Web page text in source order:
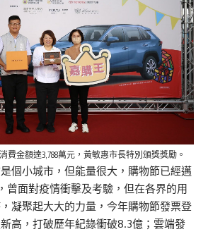
費金額達3,788萬元，黃敏惠市長特別頒獎獎勵。
個小城市，但能量很大，購物節已經邁
曾面對疫情衝擊及考驗，但在各界的用
凝聚起大大的力量，今年購物節發票登
高，打破歷年紀錄衝破8.3億；雲端發